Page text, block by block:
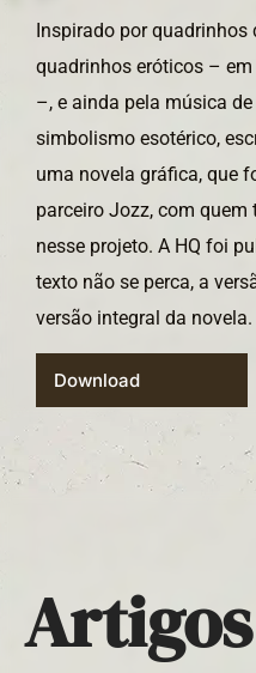
Inspirado por quadrinhos
quadrinhos eróticos –
–, e ainda pela música
simbolismo esotérico,
uma novela gráfica, que
parceiro Jozz, com quem
nesse projeto. A HQ foi
texto não se perca, a
versão integral da novela.
Download
Artigos